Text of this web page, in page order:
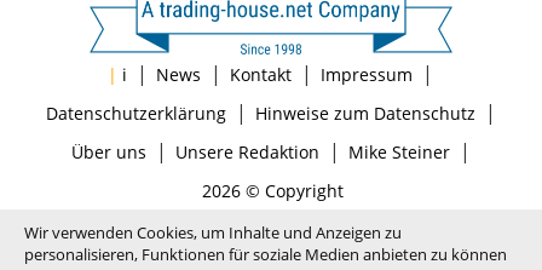
| i | News | Kontakt | Impressum |
Datenschutzerklärung| Hinweise zum Datenschutz |
Über uns | Unsere Redaktion | Mike Steiner|
2026 © Copyright
Wir verwenden Cookies, um Inhalte und Anzeigen zu
personalisieren, Funktionen für soziale Medien anbieten zu können